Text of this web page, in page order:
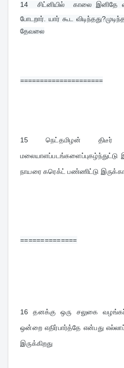
14
சிட்னியில்  காலை இனிதே
போடறார். யார் கூட
தேவலை
=====================
15 நெட்தமிழன்
நாயரை கரெக்ட் பண்ணிட்டு
==============
16 தனக்கு ஒரு சலுகை
ஒன்றை எதிர்பார்த்தே என்பது
இருக்கிறது